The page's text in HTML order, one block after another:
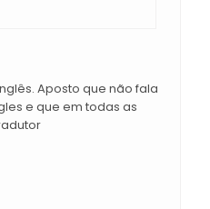
Aposto que não fala
e que em todas as